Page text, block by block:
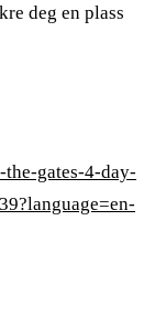
deg en plass
gates-4-day-